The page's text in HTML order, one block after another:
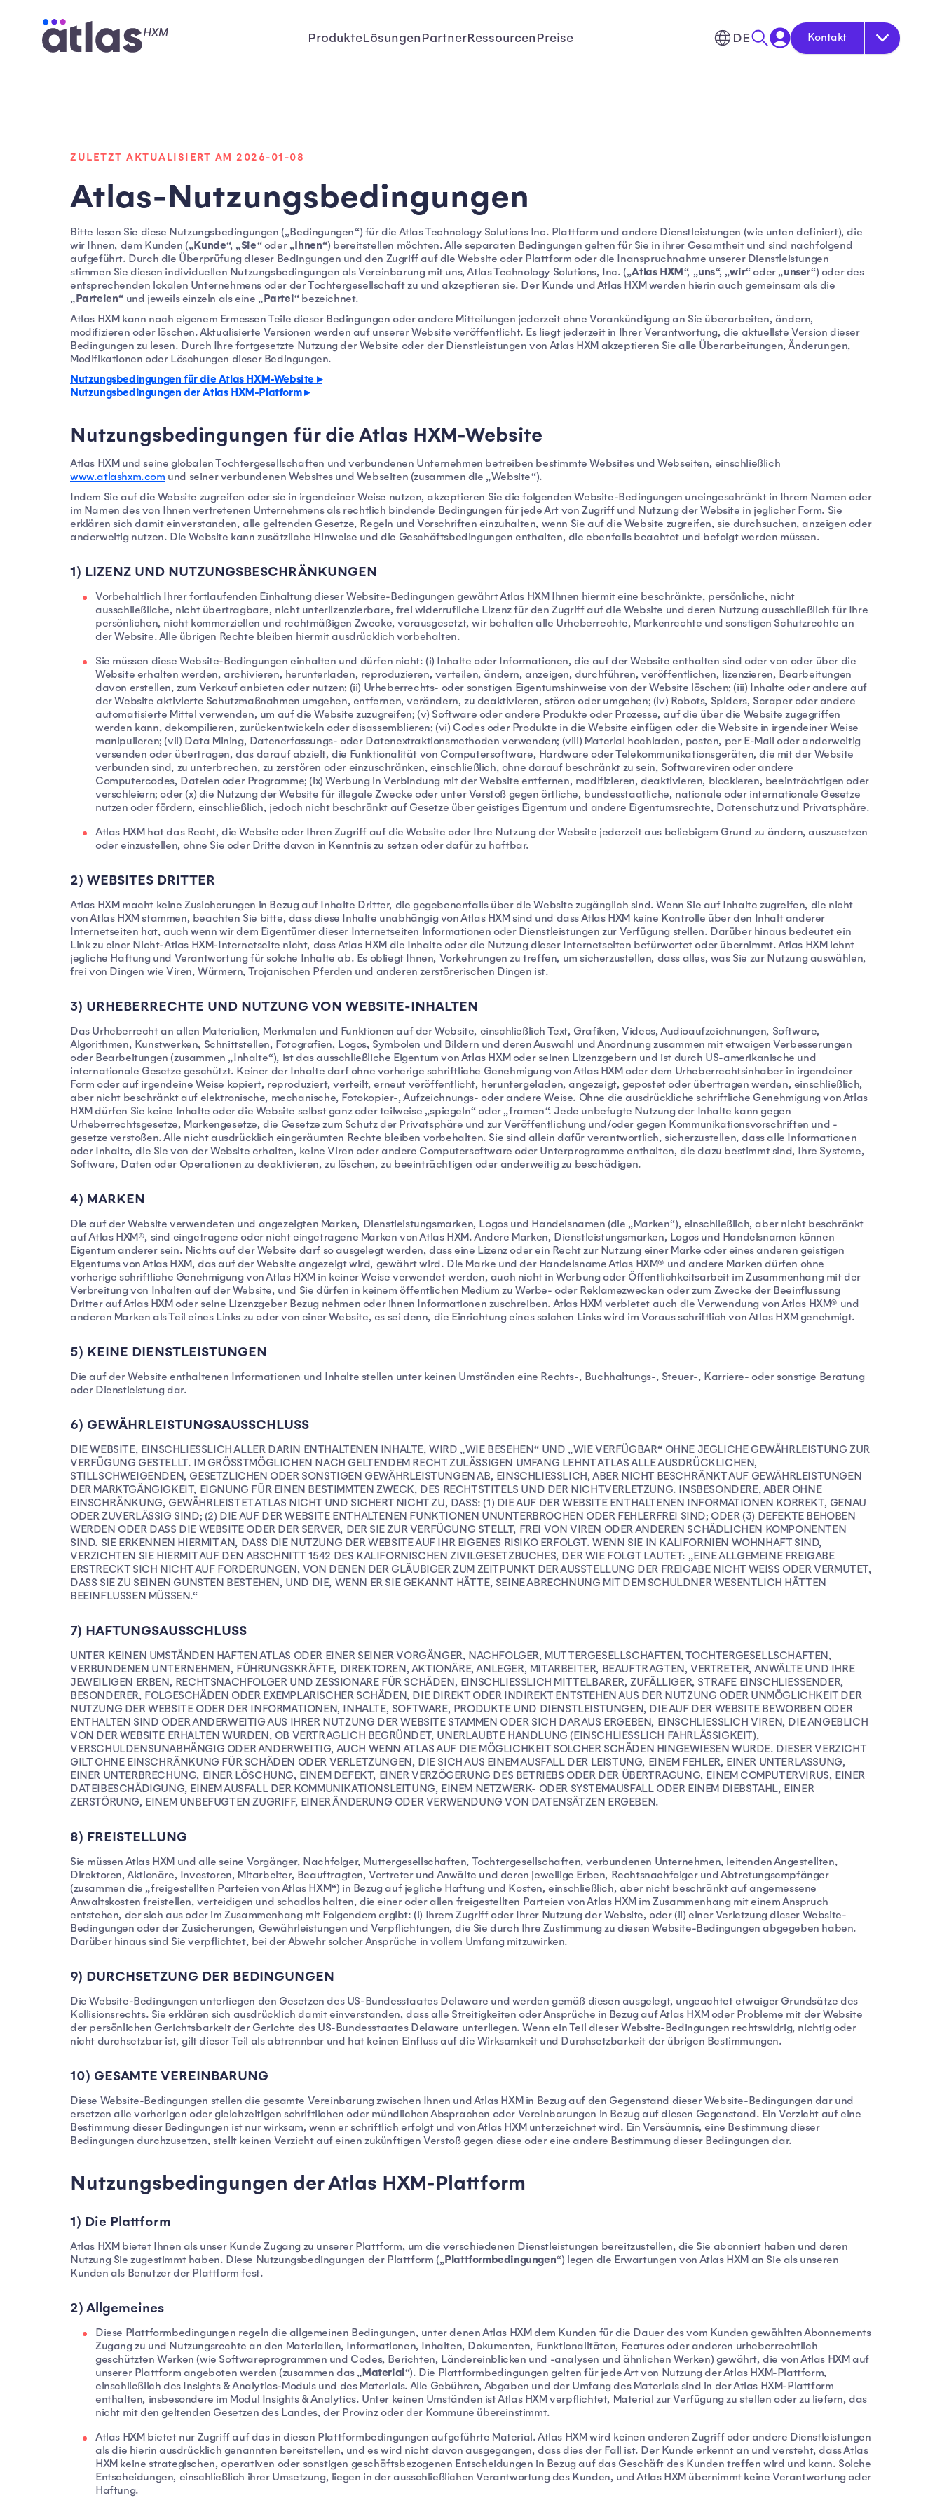
ProdukteLösungenPartnerRessourcenPreise DE Kontakt
ZULETZT AKTUALISIERT AM 2026-01-08
Atlas-Nutzungsbedingungen
Bitte lesen Sie diese Nutzungsbedingungen („Bedingungen“) für die Atlas Technology Solutions Inc. Plattform und andere Dienstleistungen (wie unten definiert), die
wir Ihnen, dem Kunden („Kunde“, „Sie“ oder „Ihnen“) bereitstellen möchten. Alle separaten Bedingungen gelten für Sie in ihrer Gesamtheit und sind nachfolgend
aufgeführt. Durch die Überprüfung dieser Bedingungen und den Zugriff auf die Website oder Plattform oder die Inanspruchnahme unserer Dienstleistungen
stimmen Sie diesen individuellen Nutzungsbedingungen als Vereinbarung mit uns, Atlas Technology Solutions, Inc. („Atlas HXM“, „uns“, „wir“ oder „unser“) oder des
entsprechenden lokalen Unternehmens oder der Tochtergesellschaft zu und akzeptieren sie. Der Kunde und Atlas HXM werden hierin auch gemeinsam als die
„Parteien“ und jeweils einzeln als eine „Partei“ bezeichnet.
Atlas HXM kann nach eigenem Ermessen Teile dieser Bedingungen oder andere Mitteilungen jederzeit ohne Vorankündigung an Sie überarbeiten, ändern,
modifizieren oder löschen. Aktualisierte Versionen werden auf unserer Website veröffentlicht. Es liegt jederzeit in Ihrer Verantwortung, die aktuellste Version dieser
Bedingungen zu lesen. Durch Ihre fortgesetzte Nutzung der Website oder der Dienstleistungen von Atlas HXM akzeptieren Sie alle Überarbeitungen, Änderungen,
Modifikationen oder Löschungen dieser Bedingungen.
Nutzungsbedingungen für die Atlas HXM-Website ▸
Nutzungsbedingungen der Atlas HXM-Platform ▸
Nutzungsbedingungen für die Atlas HXM-Website
Atlas HXM und seine globalen Tochtergesellschaften und verbundenen Unternehmen betreiben bestimmte Websites und Webseiten, einschließlich
www.atlashxm.com und seiner verbundenen Websites und Webseiten (zusammen die „Website“).
Indem Sie auf die Website zugreifen oder sie in irgendeiner Weise nutzen, akzeptieren Sie die folgenden Website-Bedingungen uneingeschränkt in Ihrem Namen oder
im Namen des von Ihnen vertretenen Unternehmens als rechtlich bindende Bedingungen für jede Art von Zugriff und Nutzung der Website in jeglicher Form. Sie
erklären sich damit einverstanden, alle geltenden Gesetze, Regeln und Vorschriften einzuhalten, wenn Sie auf die Website zugreifen, sie durchsuchen, anzeigen oder
anderweitig nutzen. Die Website kann zusätzliche Hinweise und die Geschäftsbedingungen enthalten, die ebenfalls beachtet und befolgt werden müssen.
1) LIZENZ UND NUTZUNGSBESCHRÄNKUNGEN
Vorbehaltlich Ihrer fortlaufenden Einhaltung dieser Website-Bedingungen gewährt Atlas HXM Ihnen hiermit eine beschränkte, persönliche, nicht
ausschließliche, nicht übertragbare, nicht unterlizenzierbare, frei widerrufliche Lizenz für den Zugriff auf die Website und deren Nutzung ausschließlich für Ihre
persönlichen, nicht kommerziellen und rechtmäßigen Zwecke, vorausgesetzt, wir behalten alle Urheberrechte, Markenrechte und sonstigen Schutzrechte an
der Website. Alle übrigen Rechte bleiben hiermit ausdrücklich vorbehalten.
Sie müssen diese Website-Bedingungen einhalten und dürfen nicht: (i) Inhalte oder Informationen, die auf der Website enthalten sind oder von oder über die
Website erhalten werden, archivieren, herunterladen, reproduzieren, verteilen, ändern, anzeigen, durchführen, veröffentlichen, lizenzieren, Bearbeitungen
davon erstellen, zum Verkauf anbieten oder nutzen; (ii) Urheberrechts- oder sonstigen Eigentumshinweise von der Website löschen; (iii) Inhalte oder andere auf
der Website aktivierte Schutzmaßnahmen umgehen, entfernen, verändern, zu deaktivieren, stören oder umgehen; (iv) Robots, Spiders, Scraper oder andere
automatisierte Mittel verwenden, um auf die Website zuzugreifen; (v) Software oder andere Produkte oder Prozesse, auf die über die Website zugegriffen
werden kann, dekompilieren, zurückentwickeln oder disassemblieren; (vi) Codes oder Produkte in die Website einfügen oder die Website in irgendeiner Weise
manipulieren; (vii) Data Mining, Datenerfassungs- oder Datenextraktionsmethoden verwenden; (viii) Material hochladen, posten, per E-Mail oder anderweitig
versenden oder übertragen, das darauf abzielt, die Funktionalität von Computersoftware, Hardware oder Telekommunikationsgeräten, die mit der Website
verbunden sind, zu unterbrechen, zu zerstören oder einzuschränken, einschließlich, ohne darauf beschränkt zu sein, Softwareviren oder andere
Computercodes, Dateien oder Programme; (ix) Werbung in Verbindung mit der Website entfernen, modifizieren, deaktivieren, blockieren, beeinträchtigen oder
verschleiern; oder (x) die Nutzung der Website für illegale Zwecke oder unter Verstoß gegen örtliche, bundesstaatliche, nationale oder internationale Gesetze
nutzen oder fördern, einschließlich, jedoch nicht beschränkt auf Gesetze über geistiges Eigentum und andere Eigentumsrechte, Datenschutz und Privatsphäre.
Atlas HXM hat das Recht, die Website oder Ihren Zugriff auf die Website oder Ihre Nutzung der Website jederzeit aus beliebigem Grund zu ändern, auszusetzen
oder einzustellen, ohne Sie oder Dritte davon in Kenntnis zu setzen oder dafür zu haftbar.
2) WEBSITES DRITTER
Atlas HXM macht keine Zusicherungen in Bezug auf Inhalte Dritter, die gegebenenfalls über die Website zugänglich sind. Wenn Sie auf Inhalte zugreifen, die nicht
von Atlas HXM stammen, beachten Sie bitte, dass diese Inhalte unabhängig von Atlas HXM sind und dass Atlas HXM keine Kontrolle über den Inhalt anderer
Internetseiten hat, auch wenn wir dem Eigentümer dieser Internetseiten Informationen oder Dienstleistungen zur Verfügung stellen. Darüber hinaus bedeutet ein
Link zu einer Nicht-Atlas HXM-Internetseite nicht, dass Atlas HXM die Inhalte oder die Nutzung dieser Internetseiten befürwortet oder übernimmt. Atlas HXM lehnt
jegliche Haftung und Verantwortung für solche Inhalte ab. Es obliegt Ihnen, Vorkehrungen zu treffen, um sicherzustellen, dass alles, was Sie zur Nutzung auswählen,
frei von Dingen wie Viren, Würmern, Trojanischen Pferden und anderen zerstörerischen Dingen ist.
3) URHEBERRECHTE UND NUTZUNG VON WEBSITE-INHALTEN
Das Urheberrecht an allen Materialien, Merkmalen und Funktionen auf der Website, einschließlich Text, Grafiken, Videos, Audioaufzeichnungen, Software,
Algorithmen, Kunstwerken, Schnittstellen, Fotografien, Logos, Symbolen und Bildern und deren Auswahl und Anordnung zusammen mit etwaigen Verbesserungen
oder Bearbeitungen (zusammen „Inhalte“), ist das ausschließliche Eigentum von Atlas HXM oder seinen Lizenzgebern und ist durch US-amerikanische und
internationale Gesetze geschützt. Keiner der Inhalte darf ohne vorherige schriftliche Genehmigung von Atlas HXM oder dem Urheberrechtsinhaber in irgendeiner
Form oder auf irgendeine Weise kopiert, reproduziert, verteilt, erneut veröffentlicht, heruntergeladen, angezeigt, gepostet oder übertragen werden, einschließlich,
aber nicht beschränkt auf elektronische, mechanische, Fotokopier-, Aufzeichnungs- oder andere Weise. Ohne die ausdrückliche schriftliche Genehmigung von Atlas
HXM dürfen Sie keine Inhalte oder die Website selbst ganz oder teilweise „spiegeln“ oder „framen“. Jede unbefugte Nutzung der Inhalte kann gegen
Urheberrechtsgesetze, Markengesetze, die Gesetze zum Schutz der Privatsphäre und zur Veröffentlichung und/oder gegen Kommunikationsvorschriften und -
gesetze verstoßen. Alle nicht ausdrücklich eingeräumten Rechte bleiben vorbehalten. Sie sind allein dafür verantwortlich, sicherzustellen, dass alle Informationen
oder Inhalte, die Sie von der Website erhalten, keine Viren oder andere Computersoftware oder Unterprogramme enthalten, die dazu bestimmt sind, Ihre Systeme,
Software, Daten oder Operationen zu deaktivieren, zu löschen, zu beeinträchtigen oder anderweitig zu beschädigen.
4) MARKEN
Die auf der Website verwendeten und angezeigten Marken, Dienstleistungsmarken, Logos und Handelsnamen (die „Marken“), einschließlich, aber nicht beschränkt
auf Atlas HXM®, sind eingetragene oder nicht eingetragene Marken von Atlas HXM. Andere Marken, Dienstleistungsmarken, Logos und Handelsnamen können
Eigentum anderer sein. Nichts auf der Website darf so ausgelegt werden, dass eine Lizenz oder ein Recht zur Nutzung einer Marke oder eines anderen geistigen
Eigentums von Atlas HXM, das auf der Website angezeigt wird, gewährt wird. Die Marke und der Handelsname Atlas HXM® und andere Marken dürfen ohne
vorherige schriftliche Genehmigung von Atlas HXM in keiner Weise verwendet werden, auch nicht in Werbung oder Öffentlichkeitsarbeit im Zusammenhang mit der
Verbreitung von Inhalten auf der Website, und Sie dürfen in keinem öffentlichen Medium zu Werbe- oder Reklamezwecken oder zum Zwecke der Beeinflussung
Dritter auf Atlas HXM oder seine Lizenzgeber Bezug nehmen oder ihnen Informationen zuschreiben. Atlas HXM verbietet auch die Verwendung von Atlas HXM® und
anderen Marken als Teil eines Links zu oder von einer Website, es sei denn, die Einrichtung eines solchen Links wird im Voraus schriftlich von Atlas HXM genehmigt.
5) KEINE DIENSTLEISTUNGEN
Die auf der Website enthaltenen Informationen und Inhalte stellen unter keinen Umständen eine Rechts-, Buchhaltungs-, Steuer-, Karriere- oder sonstige Beratung
oder Dienstleistung dar.
6) GEWÄHRLEISTUNGSAUSSCHLUSS
DIE WEBSITE, EINSCHLIESSLICH ALLER DARIN ENTHALTENEN INHALTE, WIRD „WIE BESEHEN“ UND „WIE VERFÜGBAR“ OHNE JEGLICHE GEWÄHRLEISTUNG ZUR
VERFÜGUNG GESTELLT. IM GRÖSSTMÖGLICHEN NACH GELTENDEM RECHT ZULÄSSIGEN UMFANG LEHNT ATLAS ALLE AUSDRÜCKLICHEN,
STILLSCHWEIGENDEN, GESETZLICHEN ODER SONSTIGEN GEWÄHRLEISTUNGEN AB, EINSCHLIESSLICH, ABER NICHT BESCHRÄNKT AUF GEWÄHRLEISTUNGEN
DER MARKTGÄNGIGKEIT, EIGNUNG FÜR EINEN BESTIMMTEN ZWECK, DES RECHTSTITELS UND DER NICHTVERLETZUNG. INSBESONDERE, ABER OHNE
EINSCHRÄNKUNG, GEWÄHRLEISTET ATLAS NICHT UND SICHERT NICHT ZU, DASS: (1) DIE AUF DER WEBSITE ENTHALTENEN INFORMATIONEN KORREKT, GENAU
ODER ZUVERLÄSSIG SIND; (2) DIE AUF DER WEBSITE ENTHALTENEN FUNKTIONEN UNUNTERBROCHEN ODER FEHLERFREI SIND; ODER (3) DEFEKTE BEHOBEN
WERDEN ODER DASS DIE WEBSITE ODER DER SERVER, DER SIE ZUR VERFÜGUNG STELLT, FREI VON VIREN ODER ANDEREN SCHÄDLICHEN KOMPONENTEN
SIND. SIE ERKENNEN HIERMIT AN, DASS DIE NUTZUNG DER WEBSITE AUF IHR EIGENES RISIKO ERFOLGT. WENN SIE IN KALIFORNIEN WOHNHAFT SIND,
VERZICHTEN SIE HIERMIT AUF DEN ABSCHNITT 1542 DES KALIFORNISCHEN ZIVILGESETZBUCHES, DER WIE FOLGT LAUTET: „EINE ALLGEMEINE FREIGABE
ERSTRECKT SICH NICHT AUF FORDERUNGEN, VON DENEN DER GLÄUBIGER ZUM ZEITPUNKT DER AUSSTELLUNG DER FREIGABE NICHT WEISS ODER VERMUTET,
DASS SIE ZU SEINEN GUNSTEN BESTEHEN, UND DIE, WENN ER SIE GEKANNT HÄTTE, SEINE ABRECHNUNG MIT DEM SCHULDNER WESENTLICH HÄTTEN
BEEINFLUSSEN MÜSSEN.“
7) HAFTUNGSAUSSCHLUSS
UNTER KEINEN UMSTÄNDEN HAFTEN ATLAS ODER EINER SEINER VORGÄNGER, NACHFOLGER, MUTTERGESELLSCHAFTEN, TOCHTERGESELLSCHAFTEN,
VERBUNDENEN UNTERNEHMEN, FÜHRUNGSKRÄFTE, DIREKTOREN, AKTIONÄRE, ANLEGER, MITARBEITER, BEAUFTRAGTEN, VERTRETER, ANWÄLTE UND IHRE
JEWEILIGEN ERBEN, RECHTSNACHFOLGER UND ZESSIONARE FÜR SCHÄDEN, EINSCHLIESSLICH MITTELBARER, ZUFÄLLIGER, STRAFE EINSCHLIESSENDER,
BESONDERER, FOLGESCHÄDEN ODER EXEMPLARISCHER SCHÄDEN, DIE DIREKT ODER INDIREKT ENTSTEHEN AUS DER NUTZUNG ODER UNMÖGLICHKEIT DER
NUTZUNG DER WEBSITE ODER DER INFORMATIONEN, INHALTE, SOFTWARE, PRODUKTE UND DIENSTLEISTUNGEN, DIE AUF DER WEBSITE BEWORBEN ODER
ENTHALTEN SIND ODER ANDERWEITIG AUS IHRER NUTZUNG DER WEBSITE STAMMEN ODER SICH DARAUS ERGEBEN, EINSCHLIESSLICH VIREN, DIE ANGEBLICH
VON DER WEBSITE ERHALTEN WURDEN, OB VERTRAGLICH BEGRÜNDET, UNERLAUBTE HANDLUNG (EINSCHLIESSLICH FAHRLÄSSIGKEIT),
VERSCHULDENSUNABHÄNGIG ODER ANDERWEITIG, AUCH WENN ATLAS AUF DIE MÖGLICHKEIT SOLCHER SCHÄDEN HINGEWIESEN WURDE. DIESER VERZICHT
GILT OHNE EINSCHRÄNKUNG FÜR SCHÄDEN ODER VERLETZUNGEN, DIE SICH AUS EINEM AUSFALL DER LEISTUNG, EINEM FEHLER, EINER UNTERLASSUNG,
EINER UNTERBRECHUNG, EINER LÖSCHUNG, EINEM DEFEKT, EINER VERZÖGERUNG DES BETRIEBS ODER DER ÜBERTRAGUNG, EINEM COMPUTERVIRUS, EINER
DATEIBESCHÄDIGUNG, EINEM AUSFALL DER KOMMUNIKATIONSLEITUNG, EINEM NETZWERK- ODER SYSTEMAUSFALL ODER EINEM DIEBSTAHL, EINER
ZERSTÖRUNG, EINEM UNBEFUGTEN ZUGRIFF, EINER ÄNDERUNG ODER VERWENDUNG VON DATENSÄTZEN ERGEBEN.
8) FREISTELLUNG
Sie müssen Atlas HXM und alle seine Vorgänger, Nachfolger, Muttergesellschaften, Tochtergesellschaften, verbundenen Unternehmen, leitenden Angestellten,
Direktoren, Aktionäre, Investoren, Mitarbeiter, Beauftragten, Vertreter und Anwälte und deren jeweilige Erben, Rechtsnachfolger und Abtretungsempfänger
(zusammen die „freigestellten Parteien von Atlas HXM“) in Bezug auf jegliche Haftung und Kosten, einschließlich, aber nicht beschränkt auf angemessene
Anwaltskosten freistellen, verteidigen und schadlos halten, die einer oder allen freigestellten Parteien von Atlas HXM im Zusammenhang mit einem Anspruch
entstehen, der sich aus oder im Zusammenhang mit Folgendem ergibt: (i) Ihrem Zugriff oder Ihrer Nutzung der Website, oder (ii) einer Verletzung dieser Website-
Bedingungen oder der Zusicherungen, Gewährleistungen und Verpflichtungen, die Sie durch Ihre Zustimmung zu diesen Website-Bedingungen abgegeben haben.
Darüber hinaus sind Sie verpflichtet, bei der Abwehr solcher Ansprüche in vollem Umfang mitzuwirken.
9) DURCHSETZUNG DER BEDINGUNGEN
Die Website-Bedingungen unterliegen den Gesetzen des US-Bundesstaates Delaware und werden gemäß diesen ausgelegt, ungeachtet etwaiger Grundsätze des
Kollisionsrechts. Sie erklären sich ausdrücklich damit einverstanden, dass alle Streitigkeiten oder Ansprüche in Bezug auf Atlas HXM oder Probleme mit der Website
der persönlichen Gerichtsbarkeit der Gerichte des US-Bundesstaates Delaware unterliegen. Wenn ein Teil dieser Website-Bedingungen rechtswidrig, nichtig oder
nicht durchsetzbar ist, gilt dieser Teil als abtrennbar und hat keinen Einfluss auf die Wirksamkeit und Durchsetzbarkeit der übrigen Bestimmungen.
10) GESAMTE VEREINBARUNG
Diese Website-Bedingungen stellen die gesamte Vereinbarung zwischen Ihnen und Atlas HXM in Bezug auf den Gegenstand dieser Website-Bedingungen dar und
ersetzen alle vorherigen oder gleichzeitigen schriftlichen oder mündlichen Absprachen oder Vereinbarungen in Bezug auf diesen Gegenstand. Ein Verzicht auf eine
Bestimmung dieser Bedingungen ist nur wirksam, wenn er schriftlich erfolgt und von Atlas HXM unterzeichnet wird. Ein Versäumnis, eine Bestimmung dieser
Bedingungen durchzusetzen, stellt keinen Verzicht auf einen zukünftigen Verstoß gegen diese oder eine andere Bestimmung dieser Bedingungen dar.
Nutzungsbedingungen der Atlas HXM-Plattform
1) Die Plattform
Atlas HXM bietet Ihnen als unser Kunde Zugang zu unserer Plattform, um die verschiedenen Dienstleistungen bereitzustellen, die Sie abonniert haben und deren
Nutzung Sie zugestimmt haben. Diese Nutzungsbedingungen der Plattform („Plattformbedingungen“) legen die Erwartungen von Atlas HXM an Sie als unseren
Kunden als Benutzer der Plattform fest.
2) Allgemeines
Diese Plattformbedingungen regeln die allgemeinen Bedingungen, unter denen Atlas HXM dem Kunden für die Dauer des vom Kunden gewählten Abonnements
Zugang zu und Nutzungsrechte an den Materialien, Informationen, Inhalten, Dokumenten, Funktionalitäten, Features oder anderen urheberrechtlich
geschützten Werken (wie Softwareprogrammen und Codes, Berichten, Ländereinblicken und -analysen und ähnlichen Werken) gewährt, die von Atlas HXM auf
unserer Plattform angeboten werden (zusammen das „Material“). Die Plattformbedingungen gelten für jede Art von Nutzung der Atlas HXM-Plattform,
einschließlich des Insights & Analytics-Moduls und des Materials. Alle Gebühren, Abgaben und der Umfang des Materials sind in der Atlas HXM-Plattform
enthalten, insbesondere im Modul Insights & Analytics. Unter keinen Umständen ist Atlas HXM verpflichtet, Material zur Verfügung zu stellen oder zu liefern, das
nicht mit den geltenden Gesetzen des Landes, der Provinz oder der Kommune übereinstimmt.
Atlas HXM bietet nur Zugriff auf das in diesen Plattformbedingungen aufgeführte Material. Atlas HXM wird keinen anderen Zugriff oder andere Dienstleistungen
als die hierin ausdrücklich genannten bereitstellen, und es wird nicht davon ausgegangen, dass dies der Fall ist. Der Kunde erkennt an und versteht, dass Atlas
HXM keine strategischen, operativen oder sonstigen geschäftsbezogenen Entscheidungen in Bezug auf das Geschäft des Kunden treffen wird und kann. Solche
Entscheidungen, einschließlich ihrer Umsetzung, liegen in der ausschließlichen Verantwortung des Kunden, und Atlas HXM übernimmt keine Verantwortung oder
Haftung.